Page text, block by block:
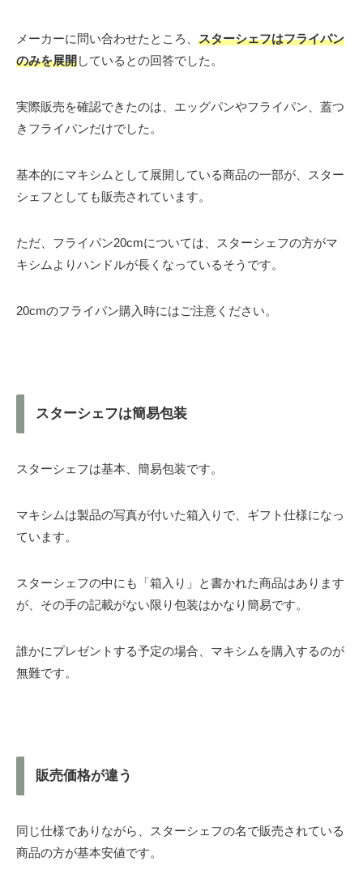
メーカーに問い合わせたところ、 スターシェフはフライパン
のみを展開しているとの回答でした。
実際販売を確認できたのは、エッグパンやフライパン、蓋つ
きフライパンだけでした。
基本的にマキシムとして展開している商品の一部が、スター
シェフとしても販売されています。
ただ、フライパン20cmについては、スターシェフの方がマ
キシムよりハンドルが長くなっているそうです。
20cmのフライパン購入時にはご注意ください。
スターシェフは簡易包装
スターシェフは基本、簡易包装です。
マキシムは製品の写真が付いた箱入りで、ギフト仕様になっ
ています。
スターシェフの中にも「箱入り」と書かれた商品はあります
が、その手の記載がない限り包装はかなり簡易です。
誰かにプレゼントする予定の場合、マキシムを購入するのが
無難です。
販売価格が違う
同じ仕様でありながら、スターシェフの名で販売されている
商品の方が基本安値です。